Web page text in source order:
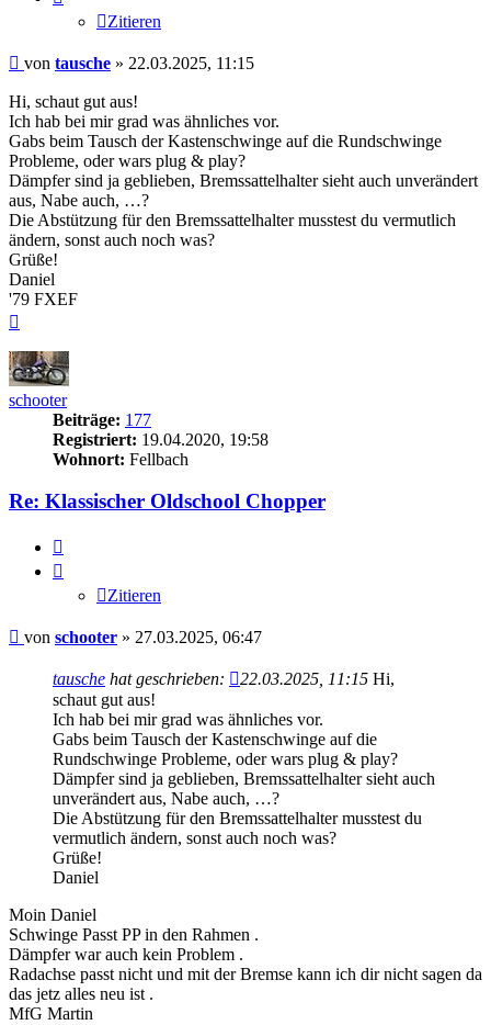
Zitieren
Beitrag
von tausche » 22.03.2025, 11:15
Hi, schaut gut aus!
Ich hab bei mir grad was ähnliches vor.
Gabs beim Tausch der Kastenschwinge auf die Rundschwinge
Probleme, oder wars plug & play?
Dämpfer sind ja geblieben, Bremssattelhalter sieht auch unverändert
aus, Nabe auch, …?
Die Abstützung für den Bremssattelhalter musstest du vermutlich
ändern, sonst auch noch was?
Grüße!
Daniel
'79 FXEF
schooter
Beiträge: 177
Registriert: 19.04.2020, 19:58
Wohnort: Fellbach
Re: Klassischer Oldschool Chopper
Zitieren
Beitrag
von schooter » 27.03.2025, 06:47
tausche hat geschrieben: 22.03.2025, 11:15 Hi,
schaut gut aus!
Ich hab bei mir grad was ähnliches vor.
Gabs beim Tausch der Kastenschwinge auf die
Rundschwinge Probleme, oder wars plug & play?
Dämpfer sind ja geblieben, Bremssattelhalter sieht auch
unverändert aus, Nabe auch, …?
Die Abstützung für den Bremssattelhalter musstest du
vermutlich ändern, sonst auch noch was?
Grüße!
Daniel
Moin Daniel
Schwinge Passt PP in den Rahmen .
Dämpfer war auch kein Problem .
Radachse passt nicht und mit der Bremse kann ich dir nicht sagen da
das jetz alles neu ist .
MfG Martin